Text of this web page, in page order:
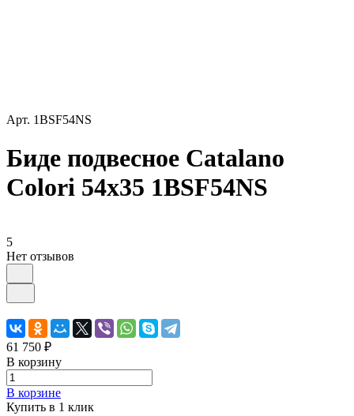
Арт. 1BSF54NS
Биде подвесное Catalano
Colori 54x35 1BSF54NS
5
Нет отзывов
61 750 ₽
В корзину
В корзине
Купить в 1 клик